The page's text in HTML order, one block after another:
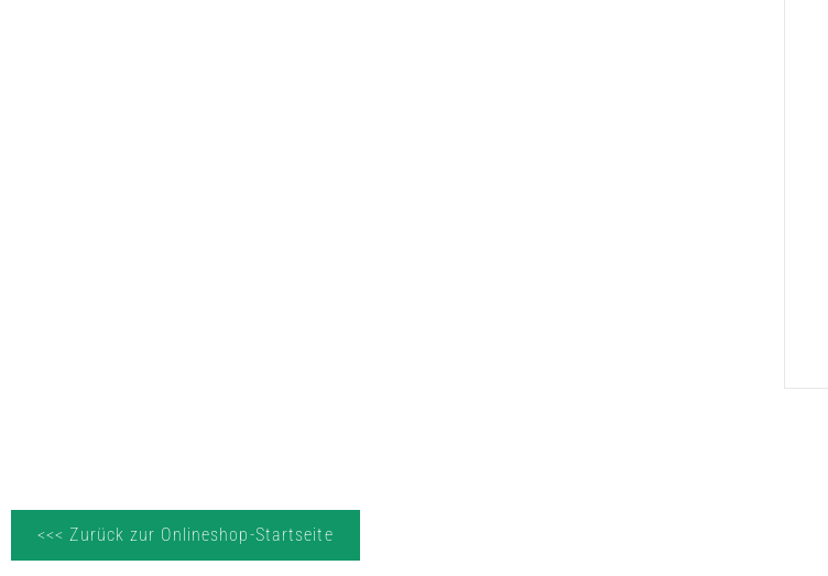
<<< Zurück zur Onlineshop-Startseite